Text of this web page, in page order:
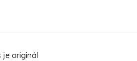
je originál